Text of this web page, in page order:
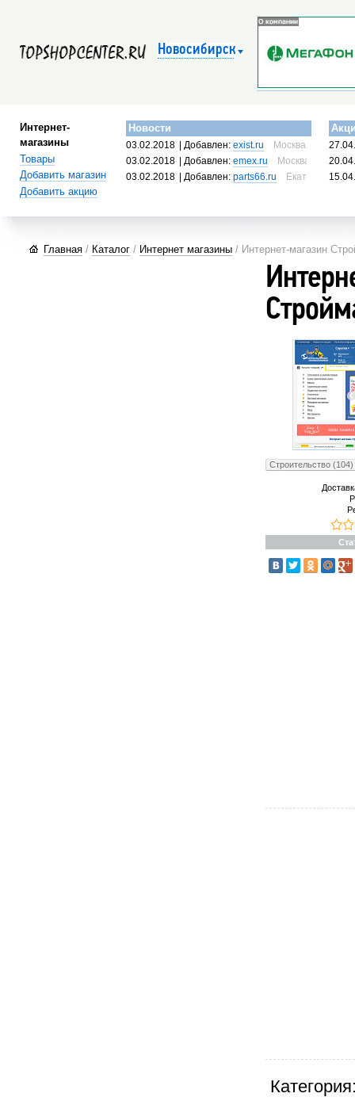
Новосибирск
Интернет-
магазины
Товары
Добавить магазин
Добавить акцию
Новости
03.02.2018 | Добавлен:exist.ru
Москва, Россия
03.02.2018
| Добавлен:emex.ru
Москва, Россия
03.02.2018
| Добавлен:parts66.ru Екатеринбург,
Главная / Каталог / Интернет магазины / Интернет-магазин
Строительство (104)